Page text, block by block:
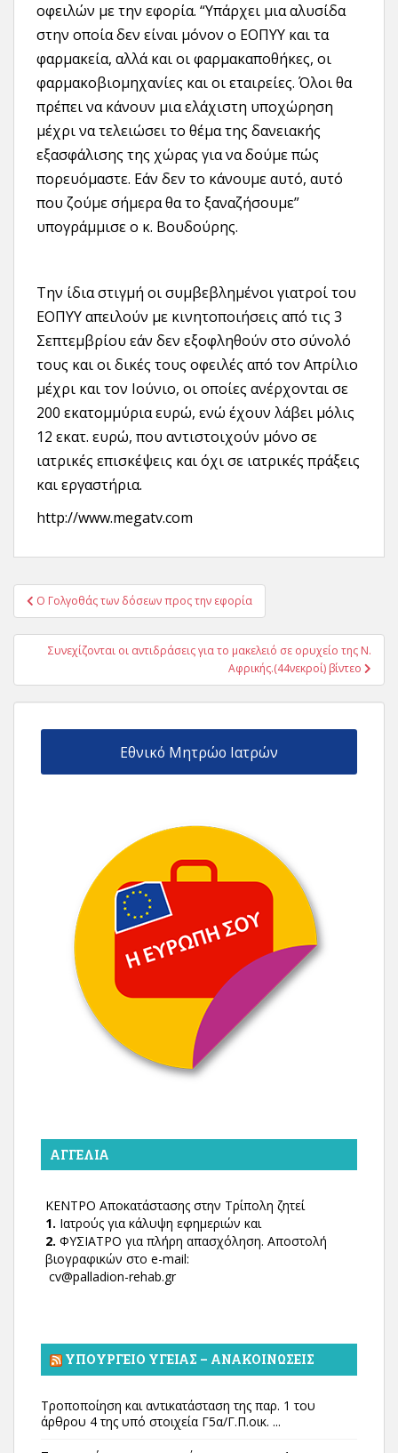
οφειλών με την εφορία. “Υπάρχει μια αλυσίδα
στην οποία δεν είναι μόνον ο ΕΟΠΥΥ και τα
φαρμακεία, αλλά και οι φαρμακαποθήκες, οι
φαρμακοβιομηχανίες και οι εταιρείες. Όλοι θα
πρέπει να κάνουν μια ελάχιστη υποχώρηση
μέχρι να τελειώσει το θέμα της δανειακής
εξασφάλισης της χώρας για να δούμε πώς
πορευόμαστε. Εάν δεν το κάνουμε αυτό, αυτό
που ζούμε σήμερα θα το ξαναζήσουμε”
υπογράμμισε ο κ. Βουδούρης.
Την ίδια στιγμή οι συμβεβλημένοι γιατροί του
ΕΟΠΥΥ απειλούν με κινητοποιήσεις από τις 3
Σεπτεμβρίου εάν δεν εξοφληθούν στο σύνολό
τους και οι δικές τους οφειλές από τον Απρίλιο
μέχρι και τον Ιούνιο, οι οποίες ανέρχονται σε
200 εκατομμύρια ευρώ, ενώ έχουν λάβει μόλις
12 εκατ. ευρώ, που αντιστοιχούν μόνο σε
ιατρικές επισκέψεις και όχι σε ιατρικές πράξεις
και εργαστήρια.
http://www.megatv.com
Πλοήγηση
άρθρων
Ο Γολγοθάς των δόσεων προς την εφορία
Συνεχίζονται οι αντιδράσεις για το μακελειό σε ορυχείο της Ν.
Αφρικής.(44νεκροί) βίντεο
Εθνικό Μητρώο Ιατρών
ΑΓΓΕΛΊΑ
ΚΕΝΤΡΟ Αποκατάστασης στην Τρίπολη ζητεί
1. Ιατρούς για κάλυψη εφημεριών και
2. ΦΥΣΙΑΤΡΟ για πλήρη απασχόληση. Αποστολή
βιογραφικών στο e-mail:
cv@palladion-rehab.gr
ΥΠΟΥΡΓΕΊΟ ΥΓΕΊΑΣ – ΑΝΑΚΟΙΝΏΣΕΙΣ
Τροποποίηση και αντικατάσταση της παρ. 1 του
άρθρου 4 της υπό στοιχεία Γ5α/Γ.Π.οικ. ...